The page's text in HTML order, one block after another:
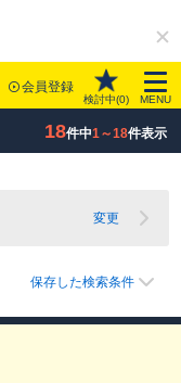
会員登録
検討中(0) MENU
18件中1～18件表示
変更
保存した検索条件